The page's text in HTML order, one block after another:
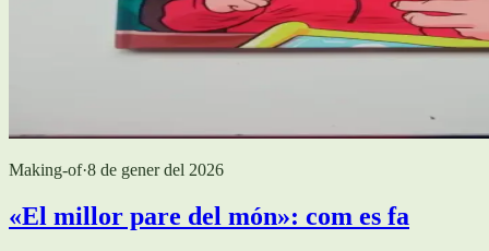
Making-of·8 de gener del 2026
«El millor pare del món»: com es fa